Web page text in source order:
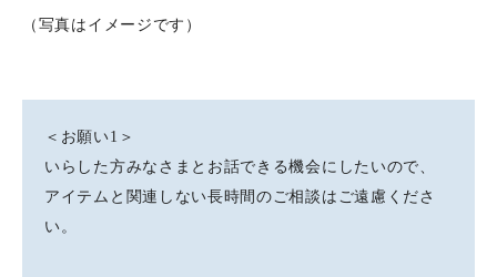
（写真はイメージです）
＜お願い1＞
いらした方みなさまとお話できる機会にしたいので、
アイテムと関連しない長時間のご相談はご遠慮くださ
い。